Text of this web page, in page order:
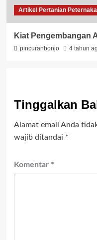
Artikel Pertanian
Kiat Pengembangan
pincuranbonjo 4 tahun
Tinggalkan
Alamat email Anda
wajib ditandai *
Komentar *